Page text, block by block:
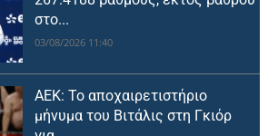
στο...
03/08/2026 11:40
ΑΕΚ: Το αποχαιρετιστήριο
μήνυμα του Βιτάλις στη Γκιόρ